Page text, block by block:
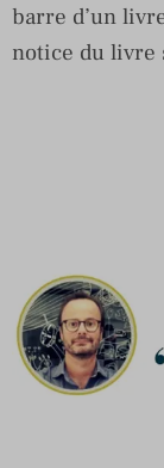
barre d’un
notice du livre